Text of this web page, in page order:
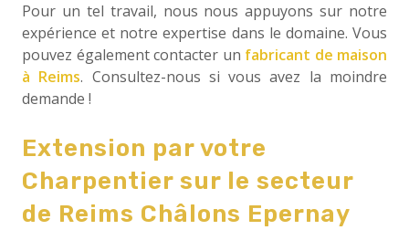
Pour un tel travail, nous nous appuyons sur notre
expérience et notre expertise dans le domaine. Vous
pouvez également contacter un fabricant de maison
à Reims. Consultez-nous si vous avez la moindre
demande !
Extension par votre
Charpentier sur le secteur
de Reims Châlons Epernay